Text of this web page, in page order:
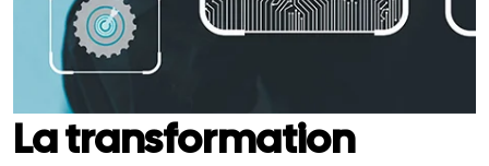
La transformation